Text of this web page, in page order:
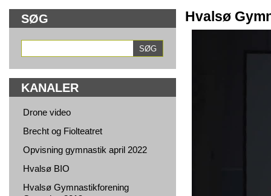
SØG
KANALER
Drone video
Brecht og Fiolteatret
Opvisning gymnastik april 2022
Hvalsø BIO
Hvalsø Gymnastikforening
Hvalsø